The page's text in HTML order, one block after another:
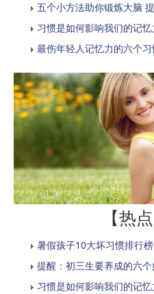
五个小方法助你锻炼大脑
习惯是如何影响我们的记忆
最伤年轻人记忆力的六个
【热
暑假孩子10大坏习惯排行
提醒：初三生要养成的六
习惯是如何影响我们的记忆